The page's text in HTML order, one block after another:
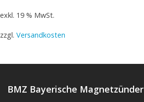
exkl. 19 % MwSt.
zzgl. Versandkosten
BMZ Bayerische Magnetzünder